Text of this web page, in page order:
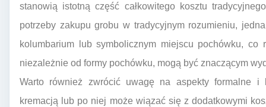
stanowią istotną część całkowitego kosztu
potrzeby zakupu grobu w tradycyjnym rozumieniu,
kolumbarium lub symbolicznym miejscu pochówku, co
niezależnie od formy pochówku, mogą być znaczącym
Warto również zwrócić uwagę na aspekty formalne i
kremacją lub po niej może wiązać się z dodatkowymi